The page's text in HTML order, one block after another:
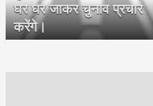
घर घर जाकर चुनाव प्रचार
करेंगे।